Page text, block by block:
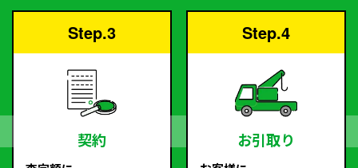
Step.3
契約
Step.4
お引取り